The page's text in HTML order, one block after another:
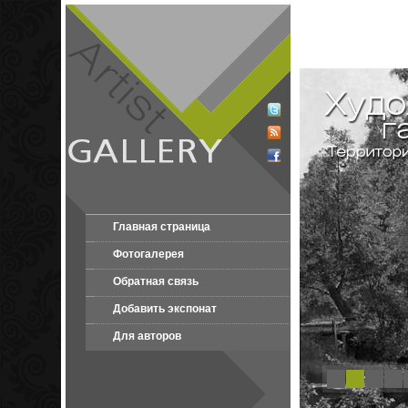
Главная страница
Фотогалерея
Обратная связь
Добавить экспонат
Для авторов